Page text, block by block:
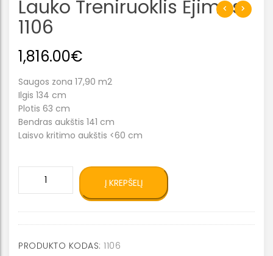
Lauko Treniruoklis Ėjimas
1106
1,816.00€
Saugos zona 17,90 m2
Ilgis 134 cm
Plotis 63 cm
Bendras aukštis 141 cm
Laisvo kritimo aukštis <60 cm
treniruoklis
ėjimas
1106
Į KREPŠELĮ
PRODUKTO KODAS: 1106